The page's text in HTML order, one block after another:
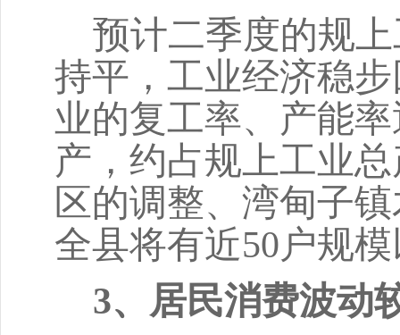
预计二季度的规
持平，工业经济稳
业的复工率、产能
产，约占规上工业
区的调整、湾甸子
全县将有近50户规
3、居民消费波动